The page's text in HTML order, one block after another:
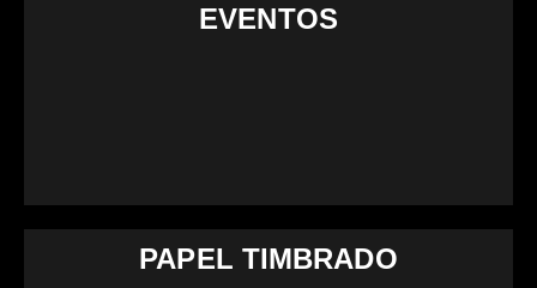
EVENTOS
PAPEL TIMBRADO